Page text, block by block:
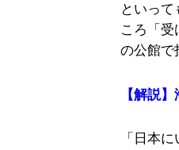
といっ
ころ「
の公館で
【解説
「日本